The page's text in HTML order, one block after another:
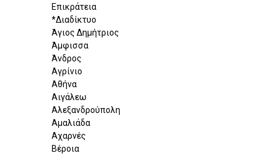
Επικράτεια
*Διαδίκτυο
Άγιος Δημήτριος
Άμφισσα
Άνδρος
Αγρίνιο
Αθήνα
Αιγάλεω
Αλεξανδρούπολη
Αμαλιάδα
Αχαρνές
Βέροια